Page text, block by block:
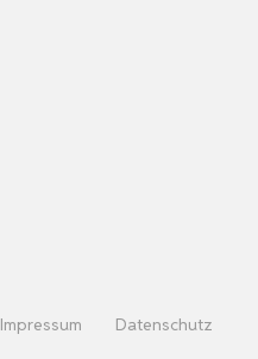
Impressum Datenschutz